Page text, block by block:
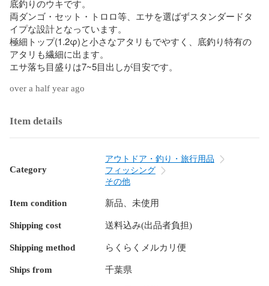
底釣りのウキです。
両ダンゴ・セット・トロロ等、エサを選ばずスタンダードタ
イプな設計となっています。
極細トップ(1.2φ)と小さなアタリもでやすく、底釣り特有の
アタリも繊細に出ます。
エサ落ち目盛りは7~5目出しが目安です。
over a half year ago
Item details
Category
アウトドア・釣り・旅行用品
フィッシング
その他
Item condition 新品、未使用
Shipping cost 送料込み(出品者負担)
Shipping method らくらくメルカリ便
Ships from 千葉県